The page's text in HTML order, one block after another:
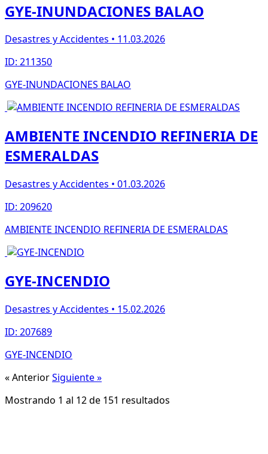
GYE-INUNDACIONES BALAO
Desastres y Accidentes • 11.03.2026
ID: 211350
GYE-INUNDACIONES BALAO
AMBIENTE INCENDIO REFINERIA DE
ESMERALDAS
Desastres y Accidentes • 01.03.2026
ID: 209620
AMBIENTE INCENDIO REFINERIA DE ESMERALDAS
GYE-INCENDIO
Desastres y Accidentes • 15.02.2026
ID: 207689
GYE-INCENDIO
« AnteriorSiguiente »
Mostrando 1 al 12de 151 resultados